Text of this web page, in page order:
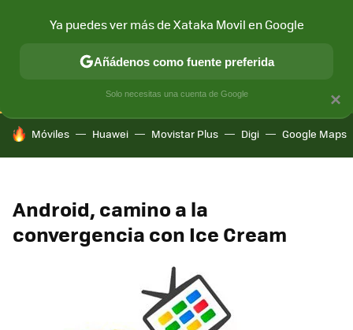
CONECTIVIDAD MÓVIL Y SOCIEDAD APLICACIONES
HOY SE HABLA DE
Móviles Huawei Movistar Plus Digi Google Maps
Android, camino a la
convergencia con Ice Cream
×
Ya puedes ver más de Xataka Movil en Google
Añádenos como fuente preferida
Solo necesitas una cuenta de Google